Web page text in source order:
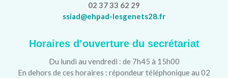
02 37 33 62 29
ssiad@ehpad-lesgenets28.fr
Horaires d’ouverture du secrétariat
Du lundi au vendredi : de 7h45 à 15h00
En dehors de ces horaires : répondeur téléphonique au 02